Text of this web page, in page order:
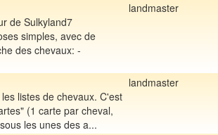
de Sulkyland7
simples, avec de
des chevaux: -
landmaster
listes de chevaux. C'est
(1 carte par cheval,
les unes des a...
landmaster